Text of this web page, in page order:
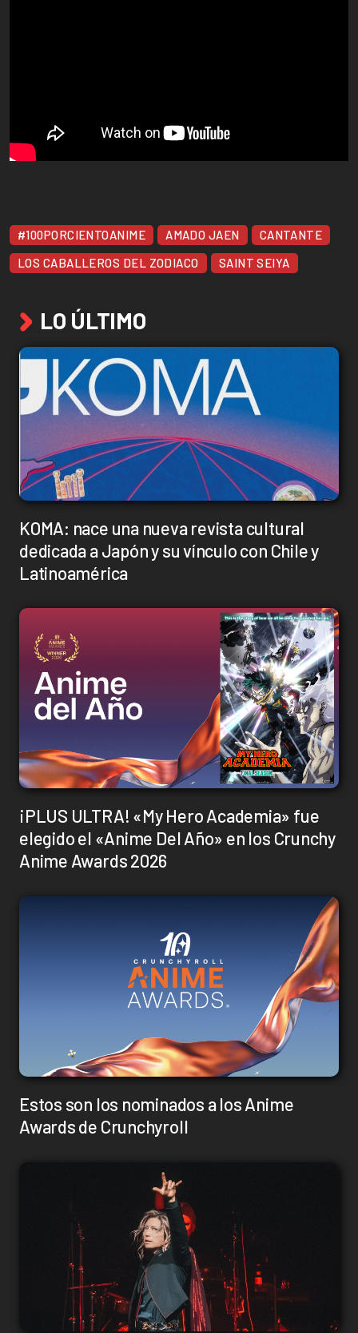
#100PORCIENTOANIME AMADO JAEN
CANTANTE
LOS CABALLEROS DEL ZODIACO
SAINT SEIYA
LO ÚLTIMO
KOMA: nace una nueva revista cultural
dedicada a Japón y su vínculo con Chile y
Latinoamérica
¡PLUS ULTRA! «My Hero Academia» fue
elegido el «Anime Del Año» en los Crunchy
Anime Awards 2026
Estos son los nominados a los Anime
Awards de Crunchyroll